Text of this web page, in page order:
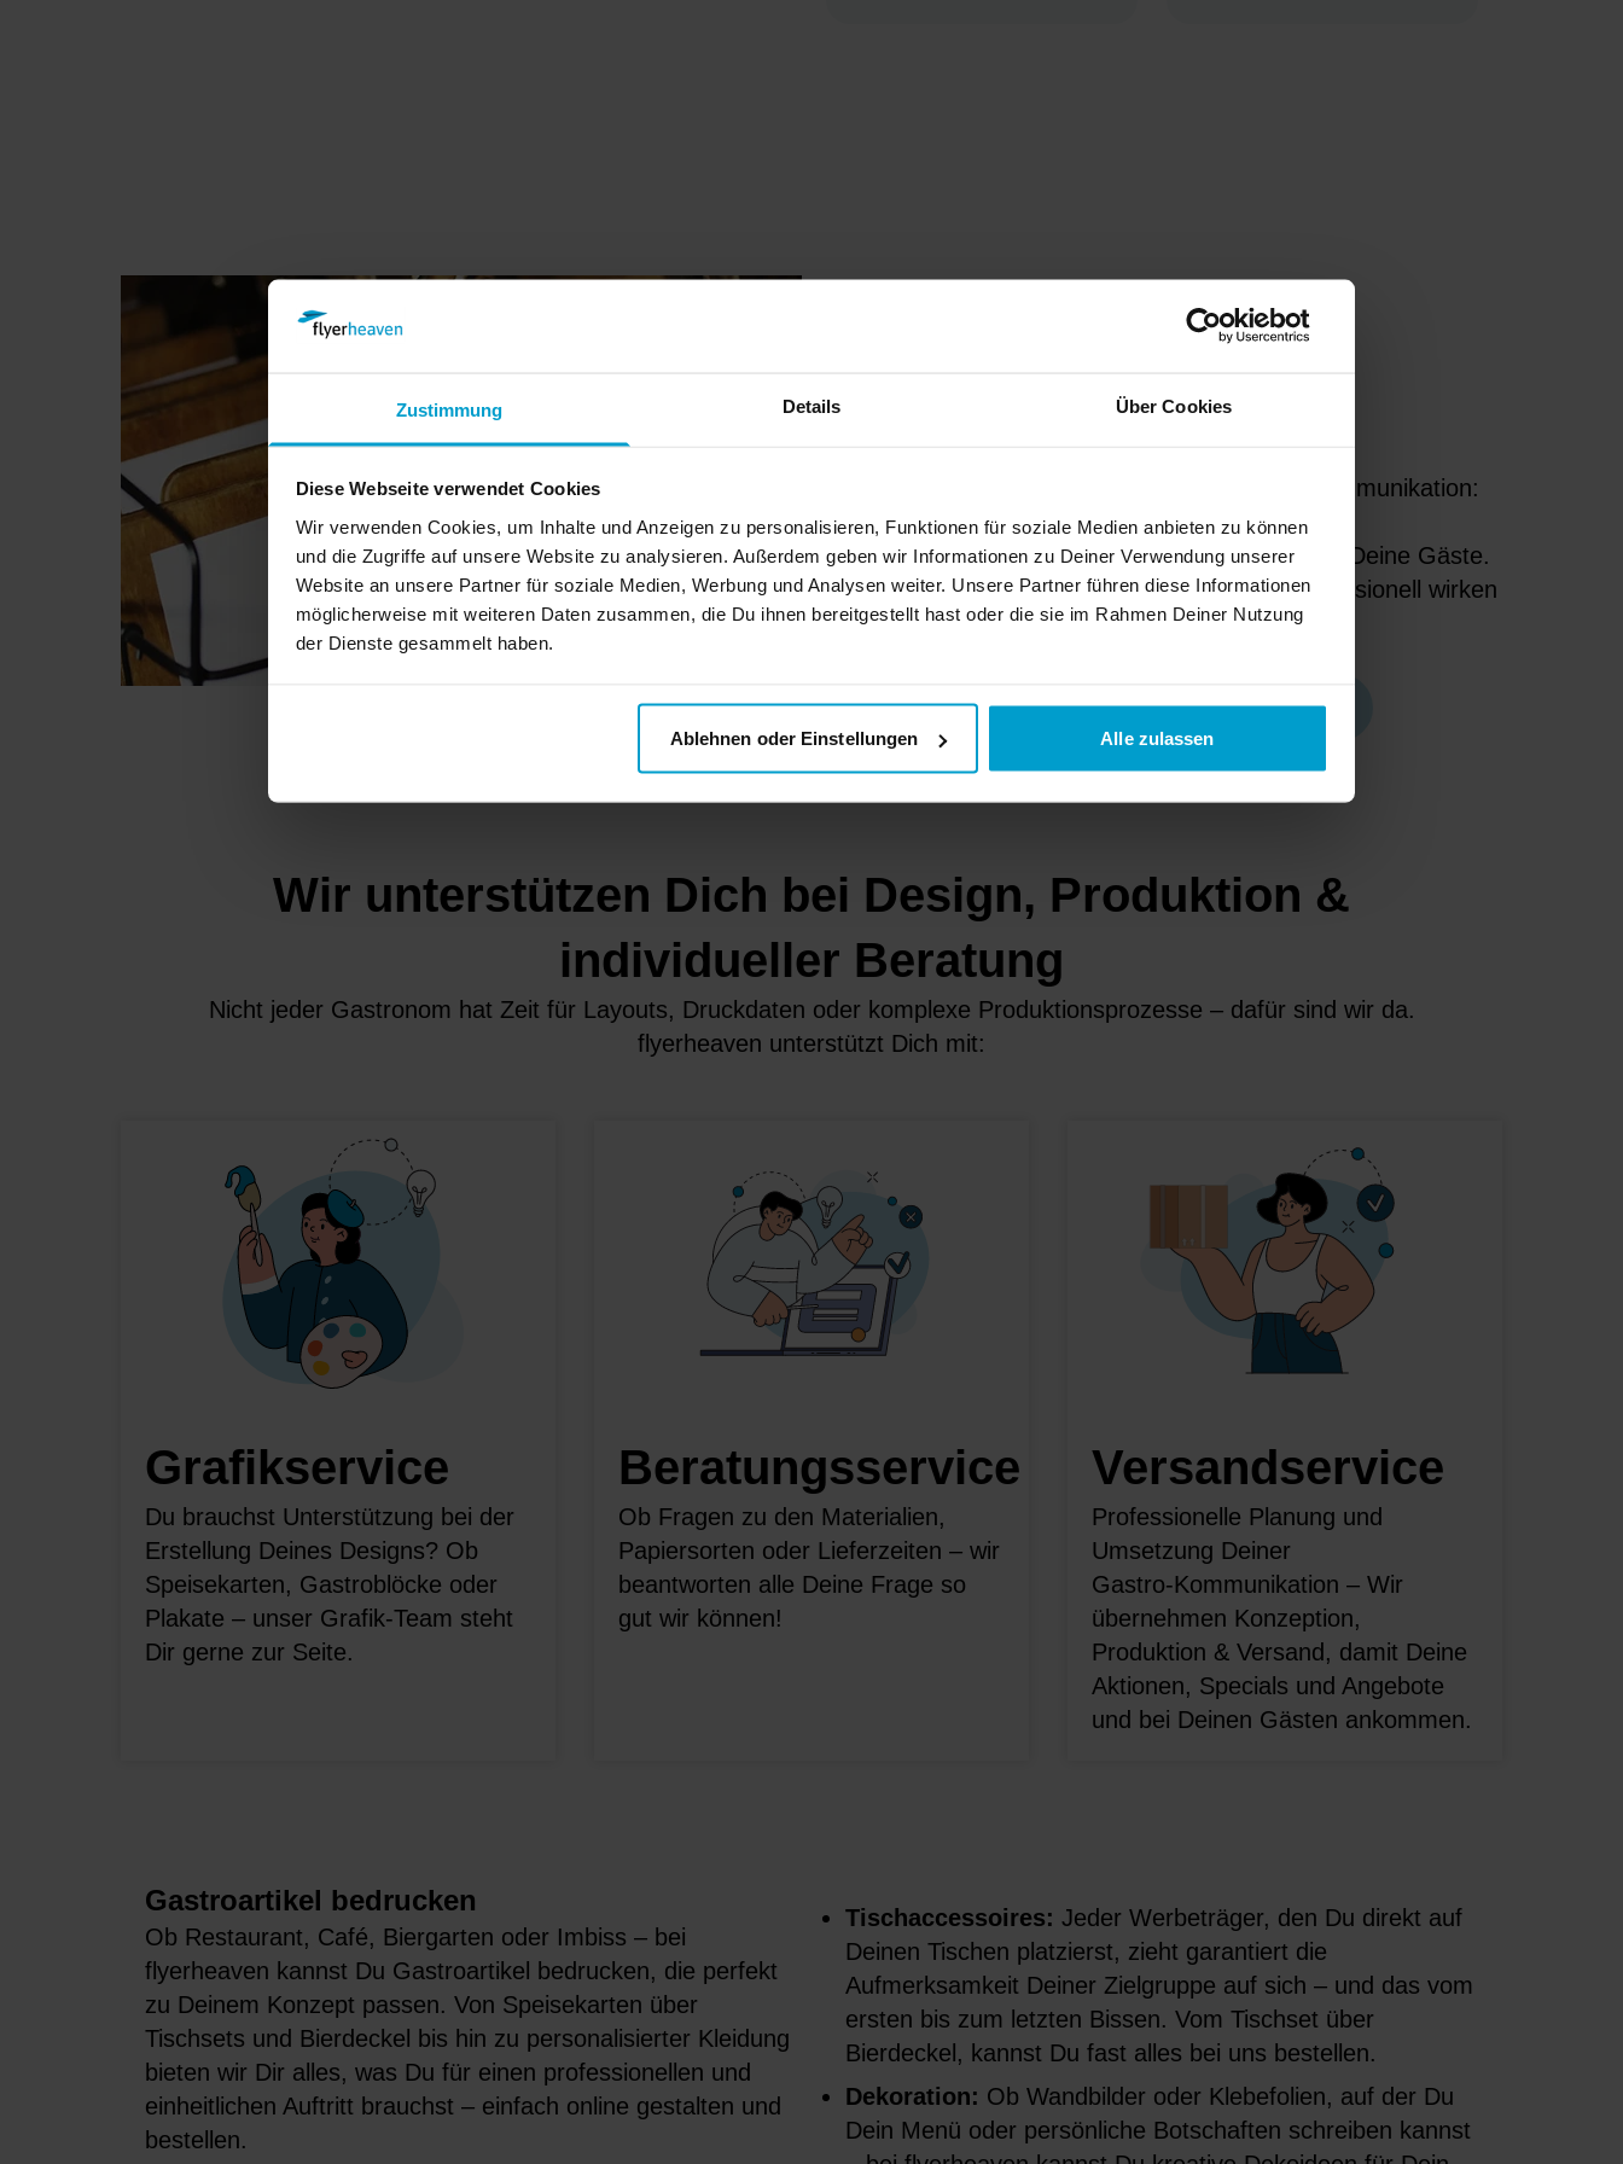
Zustimmung Details Über Cookies
Diese Webseite verwendet Cookies
Wir verwenden Cookies, um Inhalte und Anzeigen zu personalisieren, Funktionen für soziale Medien anbieten zu können
und die Zugriffe auf unsere Website zu analysieren. Außerdem geben wir Informationen zu Deiner Verwendung unserer
Website an unsere Partner für soziale Medien, Werbung und Analysen weiter. Unsere Partner führen diese Informationen
möglicherweise mit weiteren Daten zusammen, die Du ihnen bereitgestellt hast oder die sie im Rahmen Deiner Nutzung
der Dienste gesammelt haben.
Ablehnen oder Einstellungen Alle zulassen
Speisekarten, Flyer &
Ob Innenbereich, Außenwerbung oder To-go-Kommunikation:
Mit hochwertigen Materialien sorgst Du für
Wiedererkennbarkeit und klare Informationen für Deine Gäste.
Entdecke alle Produkte, die Deinen Betrieb professionell wirken
lassen und Deinen Alltag vereinfachen.
Jetzt Gastronomie-Produkte entdecken
Wir unterstützen Dich bei Design, Produktion &
individueller Beratung
Nicht jeder Gastronom hat Zeit für Layouts, Druckdaten oder komplexe Produktionsprozesse – dafür sind wir da.
flyerheaven unterstützt Dich mit:
Grafikservice
Du brauchst Unterstützung bei der
Erstellung Deines Designs? Ob
Speisekarten, Gastroblöcke oder
Plakate – unser Grafik-Team steht
Dir gerne zur Seite.
Beratungsservice
Ob Fragen zu den Materialien,
Papiersorten oder Lieferzeiten – wir
beantworten alle Deine Frage so
gut wir können!
Versandservice
Professionelle Planung und
Umsetzung Deiner
Gastro‑Kommunikation – Wir
übernehmen Konzeption,
Produktion & Versand, damit Deine
Aktionen, Specials und Angebote
und bei Deinen Gästen ankommen.
Gastroartikel bedrucken
Ob Restaurant, Café, Biergarten oder Imbiss – bei
flyerheaven kannst Du Gastroartikel bedrucken, die perfekt
zu Deinem Konzept passen. Von Speisekarten über
Tischsets und Bierdeckel bis hin zu personalisierter Kleidung
bieten wir Dir alles, was Du für einen professionellen und
einheitlichen Auftritt brauchst – einfach online gestalten und
bestellen.
Tischaccessoires: Jeder Werbeträger, den Du direkt auf
Deinen Tischen platzierst, zieht garantiert die
Aufmerksamkeit Deiner Zielgruppe auf sich – und das vom
ersten bis zum letzten Bissen. Vom Tischset über
Bierdeckel, kannst Du fast alles bei uns bestellen.
Dekoration: Ob Wandbilder oder Klebefolien, auf der Du
Dein Menü oder persönliche Botschaften schreiben kannst